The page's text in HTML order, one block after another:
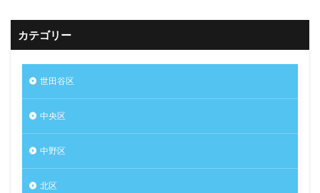
カテゴリー
世田谷区
中央区
中野区
北区